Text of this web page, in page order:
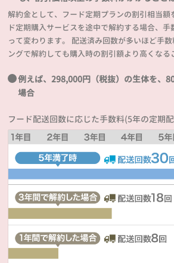
解約金として、フード定期プランの割引相当額
ド定期購入サービスを途中で解約する場合、
って変わります。 配送済み回数が多いほど手
ングで解約しても購入時の割引額より高くなる
例えば、298,000円（税抜）の生体を、
場合
フード配送回数に応じた手数料(5年の定期